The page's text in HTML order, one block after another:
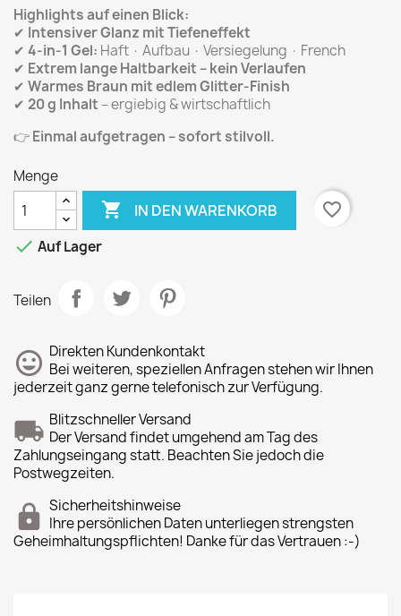
Highlights auf einen Blick:
✔ Intensiver Glanz mit Tiefeneffekt
✔ 4-in-1 Gel: Haft · Aufbau · Versiegelung · French
✔ Extrem lange Haltbarkeit – kein Verlaufen
✔ Warmes Braun mit edlem Glitter-Finish
✔ 20 g Inhalt – ergiebig & wirtschaftlich
👉Einmal aufgetragen – sofort stilvoll.
Menge
 IN DEN WARENKORB
favorite_border
 Auf Lager
Teilen
Direkten Kundenkontakt
Bei weiteren, speziellen Anfragen stehen wir Ihnen
jederzeit ganz gerne telefonisch zur Verfügung.
Blitzschneller Versand
Der Versand findet umgehend am Tag des
Zahlungseingang statt. Beachten Sie jedoch die
Postwegzeiten.
Sicherheitshinweise
Ihre persönlichen Daten unterliegen strengsten
Geheimhaltungspflichten! Danke für das Vertrauen :-)